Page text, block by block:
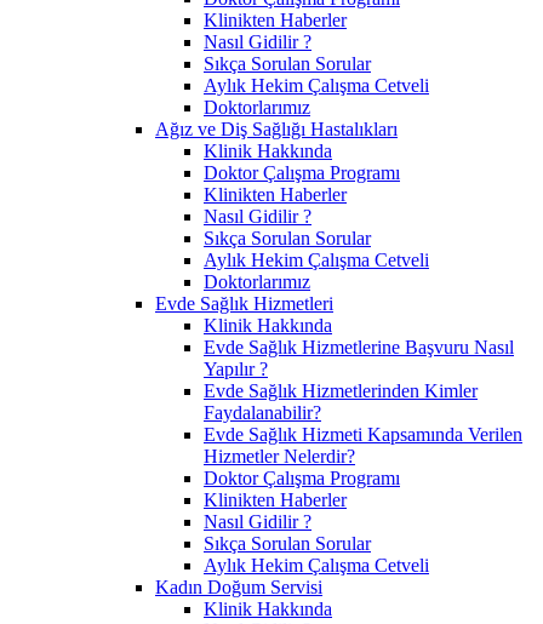
Klinikten Haberler
Nasıl Gidilir ?
Sıkça Sorulan Sorular
Aylık Hekim Çalışma Cetveli
Doktorlarımız
Ağız ve Diş Sağlığı Hastalıkları
Klinik Hakkında
Doktor Çalışma Programı
Klinikten Haberler
Nasıl Gidilir ?
Sıkça Sorulan Sorular
Aylık Hekim Çalışma Cetveli
Doktorlarımız
Evde Sağlık Hizmetleri
Klinik Hakkında
Evde Sağlık Hizmetlerine Başvuru Nasıl
Yapılır ?
Evde Sağlık Hizmetlerinden Kimler
Faydalanabilir?
Evde Sağlık Hizmeti Kapsamında Verilen
Hizmetler Nelerdir?
Doktor Çalışma Programı
Klinikten Haberler
Nasıl Gidilir ?
Sıkça Sorulan Sorular
Aylık Hekim Çalışma Cetveli
Kadın Doğum Servisi
Klinik Hakkında